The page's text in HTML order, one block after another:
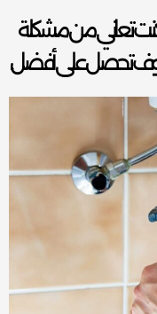
كنت تعاني من مشكلة
سوف تحصل على أفضل...